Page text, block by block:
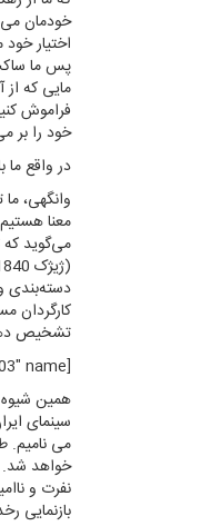
اختیار
پس ما
مایی که
فراموش
خود را بر
در واقع
وانگهی،
معنا
دسته‌بندی
کارگردان
تشخیص
[irp posts=”1362831203″ name=”خلاقیت چیست؟ دقیق‌تر ببینیم!”]
همین
سینمای
می نامیم.
خواهد شد.
نفرت و
بازنمایی